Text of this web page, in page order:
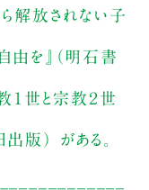
解放されない子
を』（明石書
１世と宗教２世
版） がある。